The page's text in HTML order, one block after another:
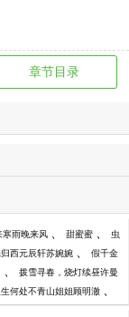
章节目录
寒雨晚来风 、 甜蜜蜜 、 虫
西元辰轩苏婉婉 、 假千金
、 拨雪寻春，烧灯续昼许曼
生何处不青山姐姐顾明澈 、